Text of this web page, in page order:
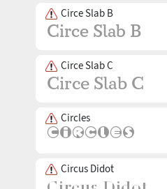
Circe Slab B
Circe Slab C
Circles
Circus Didot